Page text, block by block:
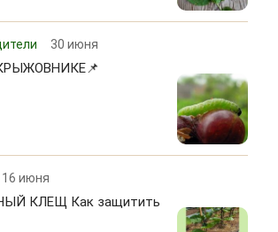
30 июня
16 июня
КЛЕЩ Как защитить